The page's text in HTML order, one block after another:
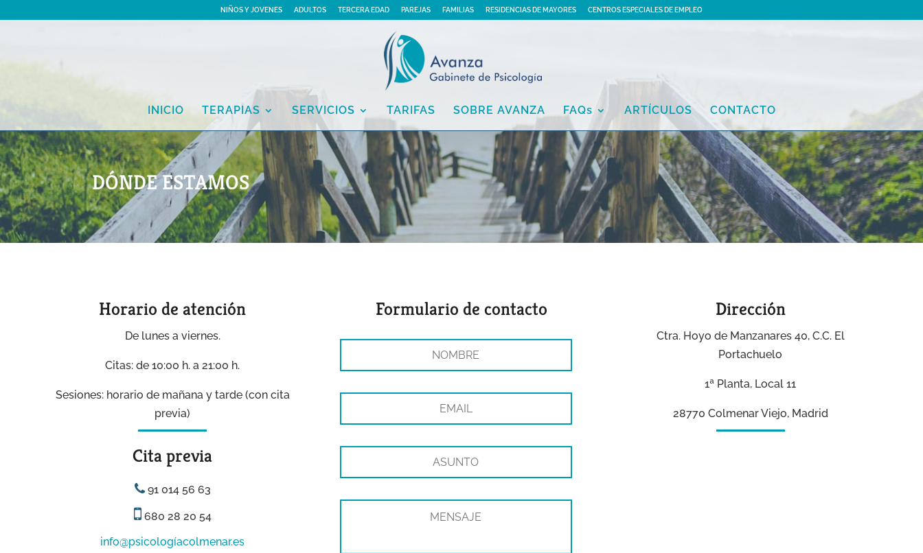
NIÑOS Y JOVENES ADULTOS TERCERA EDAD PAREJAS FAMILIAS RESIDENCIAS DE MAYORES CENTROS ESPECIALES DE EMPLEO
INICIO TERAPIAS SERVICIOS TARIFAS SOBRE AVANZA FAQs ARTÍCULOS CONTACTO
DÓNDE ESTAMOS
Horario de atención
De lunes a viernes.
Citas: de 10:00 h. a 21:00 h.
Sesiones: horario de mañana y tarde (con cita
previa)
Cita previa
91 014 56 63
680 28 20 54
info@psicologíacolmenar.es
Formulario de contacto Dirección
Ctra. Hoyo de Manzanares 40, C.C. El
Portachuelo
1ª Planta, Local 11
28770 Colmenar Viejo, Madrid